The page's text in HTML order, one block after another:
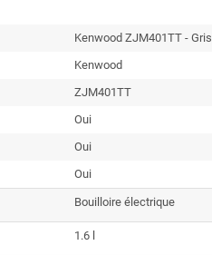
Kenwood ZJM401TT - Gris
Kenwood
ZJM401TT
Oui
Oui
Oui
Bouilloire électrique
1.6 l